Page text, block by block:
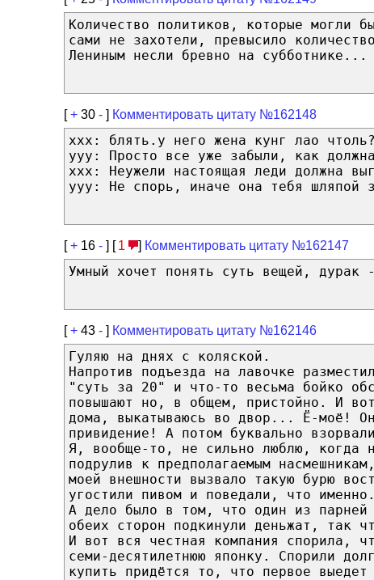
Количество политиков, которые могли
сами не захотели, превысило
Лениным несли бревно на субботнике...
[+ 30 - ] Комментировать цитату №162148
xxx: блять.у него жена кунг лао чтоль?
yyy: Просто все уже забыли, как
xxx: Неужели настоящая леди должна
yyy: Не спорь, иначе она тебя шляпой
[+ 16 - ] [ 1 ] Комментировать цитату №162147
Умный хочет понять суть вещей, дурак
[+ 43 - ] Комментировать цитату №162146
Гуляю на днях с коляской.
Напротив подъезда на лавочке
"суть за 20" и что-то весьма бойко
повышают но, в общем, пристойно. И
дома, выкатываюсь во двор... Ё-моё!
привидение! А потом буквально
Я, вообще-то, не сильно люблю, когда
подрулив к предполагаемым
моей внешности вызвало такую бурю
угостили пивом и поведали, что
А дело было в том, что один из парней
обеих сторон подкинули деньжат, так
И вот вся честная компания спорила,
семи-десятилетнюю японку. Спорили
купить придётся то, что первое